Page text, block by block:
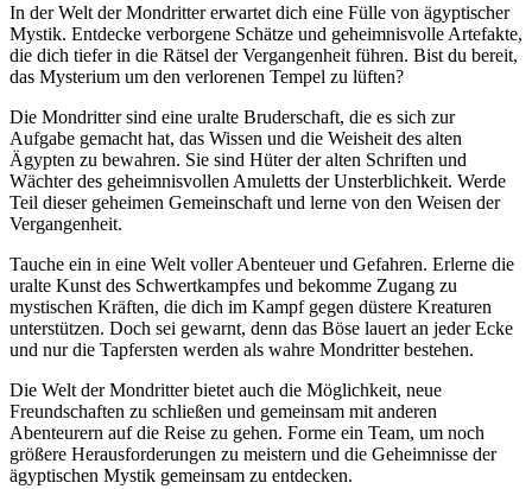
In der Welt der Mondritter erwartet dich eine Fülle von ägyptischer
Mystik. Entdecke verborgene Schätze und geheimnisvolle Artefakte,
die dich tiefer in die Rätsel der Vergangenheit führen. Bist du bereit,
das Mysterium um den verlorenen Tempel zu lüften?
Die Mondritter sind eine uralte Bruderschaft, die es sich zur
Aufgabe gemacht hat, das Wissen und die Weisheit des alten
Ägypten zu bewahren. Sie sind Hüter der alten Schriften und
Wächter des geheimnisvollen Amuletts der Unsterblichkeit. Werde
Teil dieser geheimen Gemeinschaft und lerne von den Weisen der
Vergangenheit.
Tauche ein in eine Welt voller Abenteuer und Gefahren. Erlerne die
uralte Kunst des Schwertkampfes und bekomme Zugang zu
mystischen Kräften, die dich im Kampf gegen düstere Kreaturen
unterstützen. Doch sei gewarnt, denn das Böse lauert an jeder Ecke
und nur die Tapfersten werden als wahre Mondritter bestehen.
Die Welt der Mondritter bietet auch die Möglichkeit, neue
Freundschaften zu schließen und gemeinsam mit anderen
Abenteurern auf die Reise zu gehen. Forme ein Team, um noch
größere Herausforderungen zu meistern und die Geheimnisse der
ägyptischen Mystik gemeinsam zu entdecken.